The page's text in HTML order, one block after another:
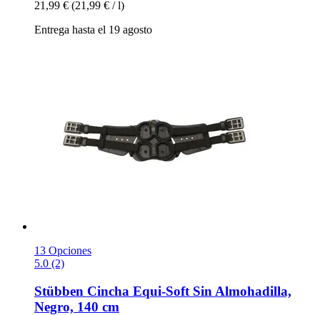
21,99 € (21,99 € / l)
Entrega hasta el 19 agosto
13 Opciones
5.0 (2)
Stübben Cincha Equi-​Soft Sin Almohadilla,
Negro, 140 cm